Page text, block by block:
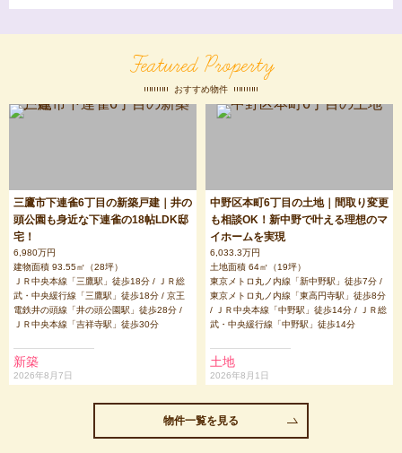
Featured Property
おすすめ物件
三鷹市下連雀6丁目の新築戸建｜井の
頭公園も身近な下連雀の18帖LDK邸
宅！
6,980万円
建物面積 93.55㎡（28坪）
ＪＲ中央本線「三鷹駅」徒歩18分 / ＪＲ総
武・中央緩行線「三鷹駅」徒歩18分 / 京王
電鉄井の頭線「井の頭公園駅」徒歩28分 /
ＪＲ中央本線「吉祥寺駅」徒歩30分
新築
2026年8月7日
中野区本町6丁目の土地｜間取り変更
も相談OK！新中野で叶える理想のマ
イホームを実現
6,033.3万円
土地面積 64㎡（19坪）
東京メトロ丸ノ内線「新中野駅」徒歩7分 /
東京メトロ丸ノ内線「東高円寺駅」徒歩8分
/ ＪＲ中央本線「中野駅」徒歩14分 / ＪＲ総
武・中央緩行線「中野駅」徒歩14分
土地
2026年8月1日
物件一覧を見る